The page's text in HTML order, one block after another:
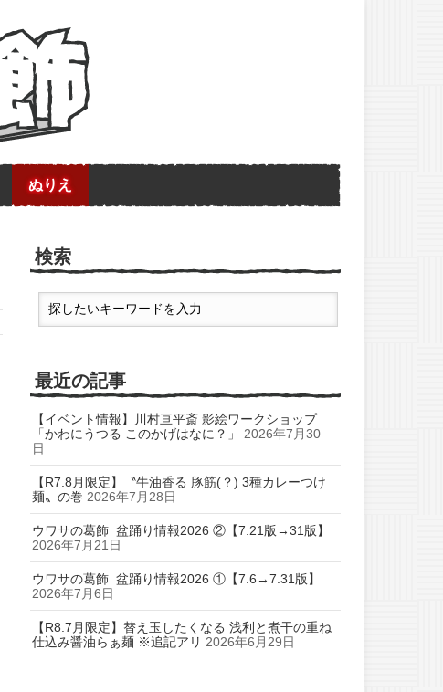
ぬりえ
検索
最近の記事
【イベント情報】川村亘平斎 影絵ワークショップ
「かわにうつる このかげはなに？」
2026年7月30
日
【R7.8月限定】〝牛油香る 豚筋(？) 3種カレーつけ
麺〟の巻 2026年7月28日
ウワサの葛飾 盆踊り情報2026 ②【7.21版→31版】
2026年7月21日
ウワサの葛飾 盆踊り情報2026 ①【7.6→7.31版】
2026年7月6日
【R8.7月限定】替え玉したくなる 浅利と煮干の重ね
仕込み醤油らぁ麺 ※追記アリ 2026年6月29日